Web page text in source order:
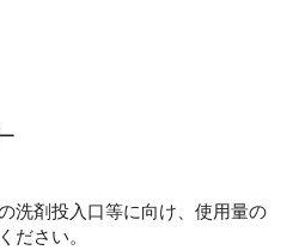
洗剤投入口等に向け、使用量の
ださい。